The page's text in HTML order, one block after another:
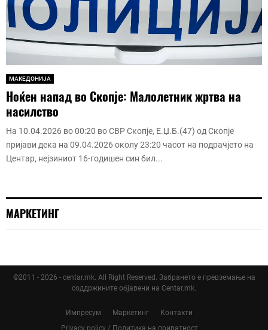
МАКЕДОНИЈА
Ноќен напад во Скопје: Малолетник жртва на
насилство
На 10.04.2026 во 00:20 во СВР Скопје, Е.Џ.Б.(47) од Скопје
пријави дека на 09.04.2026 околу 23:20 часот на подрачјето на
Центар, нејзиниот 16-годишен син бил...
МАРКЕТИНГ
©2011 - 2026 - centar.mk. All Right Reserved. Забрането е превземање на
соддржините објавени на Centar.mk.
Импресум Маркетинг
Контакти